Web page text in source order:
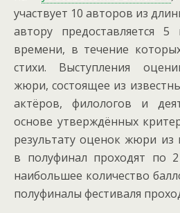
участвует 10 авторов из
автору предоставляется 5
времени, в течение
стихи. Выступления
жюри, состоящее из
актёров, филологов и
основе утверждённых
результату оценок жюри из
в полуфинал проходят по
наибольшее количество
полуфиналы фестиваля